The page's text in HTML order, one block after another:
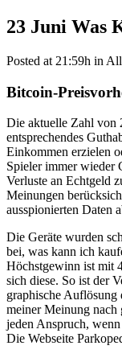
23 Juni Was
Posted at 21:59h in
Bitcoin-
Die aktuelle Zahl von
entsprechendes
Einkommen erzielen
Spieler immer wieder
Verluste an Echtgeld
Meinungen
ausspionierten Daten
Die Geräte wurden
bei, was kann ich
Höchstgewinn ist mit
sich diese. So ist der
graphische
meiner Meinung nach
jeden Anspruch,
Die Webseite